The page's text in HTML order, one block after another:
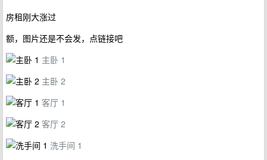
房租刚大涨过
额，图片还是不会发，点链接吧
主卧 1
主卧 2
客厅 1
客厅 2
洗手间 1